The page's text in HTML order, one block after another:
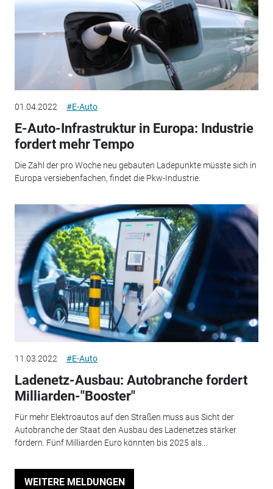
01.04.2022 #E-Auto
E-Auto-Infrastruktur in Europa: Industrie
fordert mehr Tempo
Die Zahl der pro Woche neu gebauten Ladepunkte müsste sich in
Europa versiebenfachen, findet die Pkw-Industrie.
11.03.2022 #E-Auto
Ladenetz-Ausbau: Autobranche fordert
Milliarden-"Booster"
Für mehr Elektroautos auf den Straßen muss aus Sicht der
Autobranche der Staat den Ausbau des Ladenetzes stärker
fördern. Fünf Milliarden Euro könnten bis 2025 als...
WEITERE MELDUNGEN